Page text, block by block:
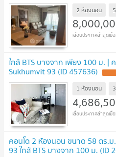
2 ห้องนอน
ใกล้ BTS บางจาก เพียง 100 ม. |
Sukhumvit 93 (ID 457636)
1 ห้องนอน
คอนโด 2 ห้องนอน ขนาด 58 ตร.ม
93 ใกล้ BTS บางจาก 100 ม. (ID